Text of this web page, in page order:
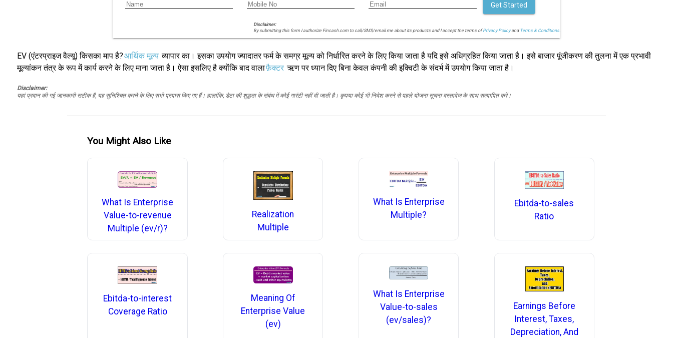
Disclaimer:
By submitting this form I authorize Fincash.com to call/SMS/email me about its products and I accept the terms ofPrivacy Policyand Terms & Conditions.
Get Started
EV (एंटरप्राइज वैल्यू) किसका माप है?आर्थिक मूल्य व्यापार का। इसका उपयोग ज्यादातर फर्म के समग्र मूल्य को निर्धारित करने के लिए किया जाता है यदि इसे अधिग्रहित किया जाता है। इसे बाजार पूंजीकरण की तुलना में एक प्रभावी
मूल्यांकन तंत्र के रूप में कार्य करने के लिए माना जाता है। ऐसा इसलिए है क्योंकि बाद वालाफ़ैक्टर ऋण पर ध्यान दिए बिना केवल कंपनी की इक्विटी के संदर्भ में उपयोग किया जाता है।
Disclaimer:
यहां प्रदान की गई जानकारी सटीक है, यह सुनिश्चित करने के लिए सभी प्रयास किए गए हैं। हालांकि, डेटा की शुद्धता के संबंध में कोई गारंटी नहीं दी जाती है। कृपया कोई भी निवेश करने से पहले योजना सूचना दस्तावेज के साथ सत्यापित करें।
You Might Also Like
What Is Enterprise
Value-to-revenue
Multiple (ev/r)?
Realization
Multiple
What Is Enterprise
Multiple?
Ebitda-to-sales
Ratio
Ebitda-to-interest
Coverage Ratio
Meaning Of
Enterprise Value
(ev)
What Is Enterprise
Value-to-sales
(ev/sales)?
Earnings Before
Interest, Taxes,
Depreciation, And